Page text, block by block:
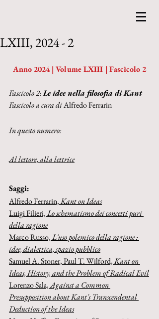
LXIII, 2024 - 2
Anno 2024 | Volume LXIII | Fascicolo 2
Fascicolo 2: Le idee nella filosofia di Kant
Fascicolo a cura di Alfredo Ferrarin
In questo numero:
Al lettore, alla lettrice
Saggi:
Alfredo Ferrarin, Kant on Ideas
Luigi Filieri, Lo schematismo dei concetti puri
della ragione
Marco Russo, L'uso polemico della ragione :
idee, dialettica, spazio pubblico
Samuel A. Stoner, Paul T. Wilford, Kant on
Ideas, History, and the Problem of Radical Evil
Lorenzo Sala, Against a Common
Presupposition about Kant's Transcendental
Deduction of the Ideas